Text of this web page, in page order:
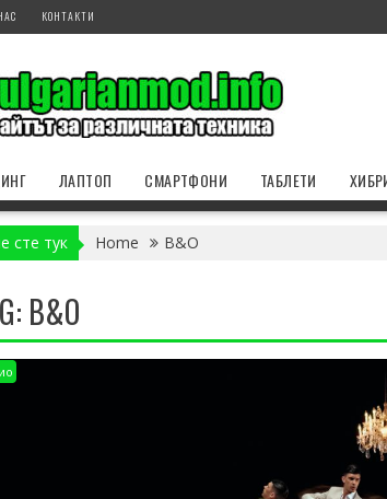
КОНТАКТИ
ЛАПТОП СМАРТФОНИ ТАБЛЕТИ
сте тук Home B&O
B&O